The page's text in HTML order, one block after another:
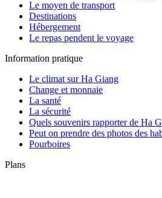
Le moyen de transport
Destinations
Hébergement
Le repas pendent le voyage
Information pratique
Le climat sur Ha Giang
Change et monnaie
La santé
La sécurité
Quels souvenirs rapporter de Ha
Peut on prendre des photos des
Pourboires
Plans